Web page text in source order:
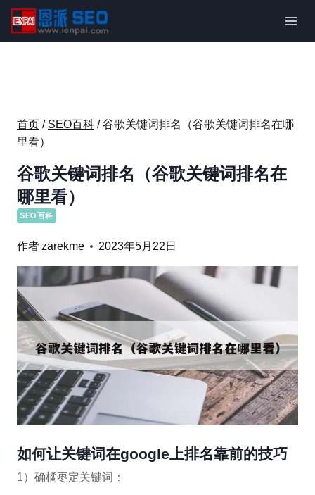
内
首页 / SEO百科 / 谷歌关键词排名（谷歌关键词排名在哪
里看）
谷歌关键词排名（谷歌关键词排名在
哪里看）
SEO百科
作者zarekme 2023年5月22日
如何让关键词在google上排名靠前的技巧
1）确橘枣定关键词：